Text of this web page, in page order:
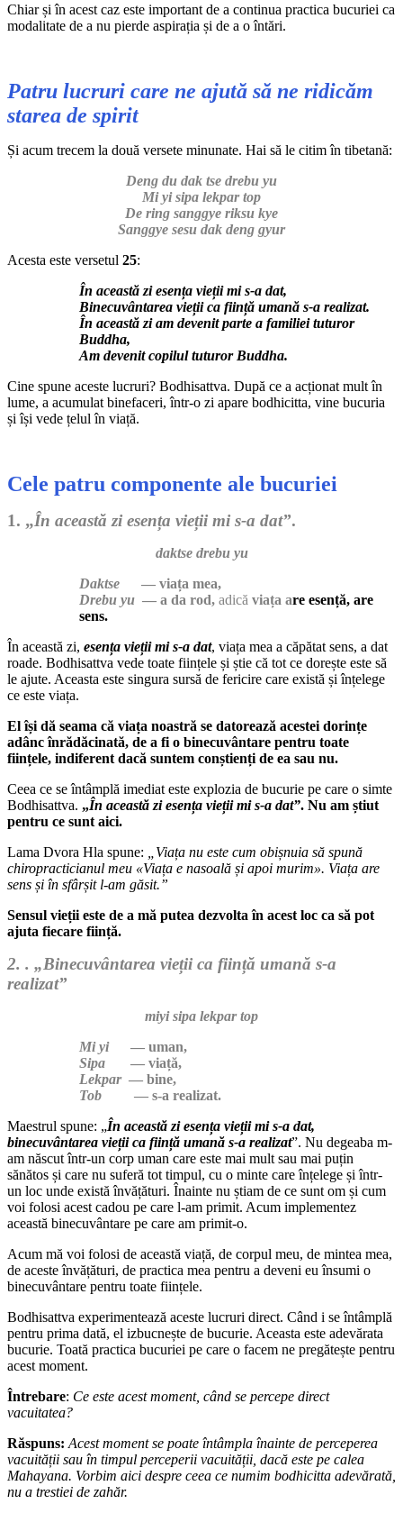
Chiar și în acest caz este important de a continua practica bucuriei ca
modalitate de a nu pierde aspirația și de a o întări.
Patru lucruri care ne ajută să ne ridicăm
starea de spirit
Și acum trecem la două versete minunate. Hai să le citim în tibetană:
Deng du dak tse drebu yu
Mi yi sipa lekpar top
De ring sanggye riksu kye
Sanggye sesu dak deng gyur
Acesta este versetul 25:
În această zi esența vieții mi s-a dat,
Binecuvântarea vieții ca ființă umană s-a realizat.
În această zi am devenit parte a familiei tuturor
Buddha,
Am devenit copilul tuturor Buddha.
Cine spune aceste lucruri? Bodhisattva. După ce a acționat mult în
lume, a acumulat binefaceri, într-o zi apare bodhicitta, vine bucuria
și își vede țelul în viață.
Cele patru componente ale bucuriei
1. „În această zi esența vieții mi s-a dat”.
daktse drebu yu
Daktse — viața mea,
Drebu yu — a da rod, adică viața are esență, are
sens.
În această zi, esența vieții mi s-a dat, viața mea a căpătat sens, a dat
roade. Bodhisattva vede toate ființele și știe că tot ce dorește este să
le ajute. Aceasta este singura sursă de fericire care există și înțelege
ce este viața.
El își dă seama că viața noastră se datorează acestei dorințe
adânc înrădăcinată, de a fi o binecuvântare pentru toate
ființele, indiferent dacă suntem conștienți de ea sau nu.
Ceea ce se întâmplă imediat este explozia de bucurie pe care o simte
Bodhisattva. „În această zi esența vieții mi s-a dat”. Nu am știut
pentru ce sunt aici.
Lama Dvora Hla spune:
„Viața nu este cum obișnuia să spună
chiropracticianul meu «Viața e nasoală și apoi murim». Viața are
sens și în sfârșit l-am găsit.”
Sensul vieții este de a mă putea dezvolta în acest loc ca să pot
ajuta fiecare ființă.
2. . „Binecuvântarea vieții ca ființă umană s-a
realizat”
miyi sipa lekpar top
Mi yi— uman,
Sipa — viață,
Lekpar— bine,
Tob — s-a realizat.
Maestrul spune: „În această zi esența vieții mi s-a dat,
binecuvântarea vieții ca ființă umană s-a realizat”. Nu degeaba m-
am născut într-un corp uman care este mai mult sau mai puțin
sănătos și care nu suferă tot timpul, cu o minte care înțelege și într-
un loc unde există învățături. Înainte nu știam de ce sunt om și cum
voi folosi acest cadou pe care l-am primit. Acum implementez
această binecuvântare pe care am primit-o.
Acum mă voi folosi de această viață, de corpul meu, de mintea mea,
de aceste învățături, de practica mea pentru a deveni eu însumi o
binecuvântare pentru toate ființele.
Bodhisattva experimentează aceste lucruri direct. Când i se întâmplă
pentru prima dată, el izbucnește de bucurie. Aceasta este adevărata
bucurie. Toată practica bucuriei pe care o facem ne pregătește pentru
acest moment.
Întrebare: Ce este acest moment, când se percepe direct
vacuitatea?
Răspuns: Acest moment se poate întâmpla înainte de perceperea
vacuității sau în timpul perceperii vacuității, dacă este pe calea
Mahayana. Vorbim aici despre ceea ce numim bodhicitta adevărată,
nu a trestiei de zahăr.